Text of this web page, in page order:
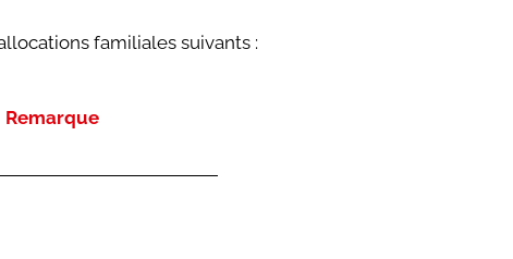
familiales suivants :
Remarque